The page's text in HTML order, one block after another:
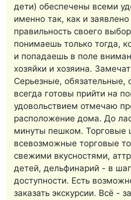
дети) обеспечены всеми
именно так, как и
правильность своего
понимаешь только тогда,
и попадаешь в поле
хозяйки и хозяина.
Серьезные, обязательные,
всегда готовы прийти на
удовольствием отмечаю
расположение дома. До
минуты пешком. Торговые
всевозможные торговые
свежими вкусностями,
детей, дельфинарий - в
доступности. Есть
заказать экскурсии. Всё -